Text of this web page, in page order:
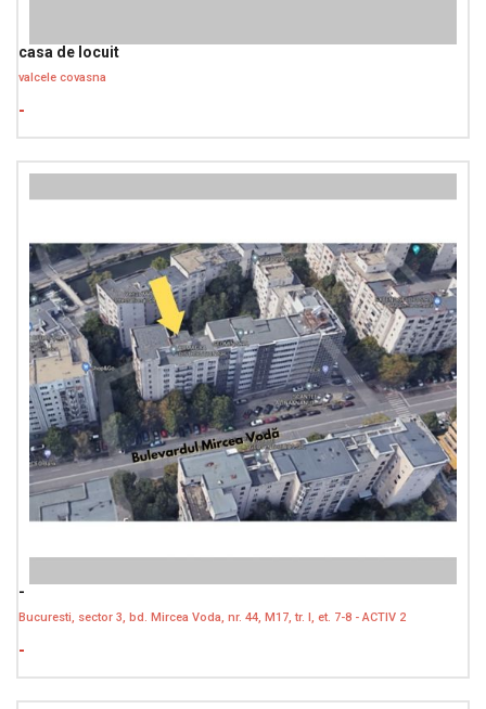
casa de locuit
valcele covasna
-
-
Bucuresti, sector 3, bd. Mircea Voda, nr. 44, M17, tr. I, et. 7-8 - ACTIV 2
-